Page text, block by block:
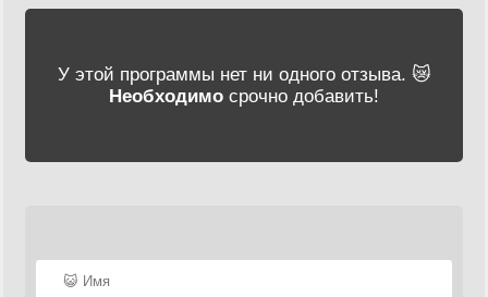
У этой программы нет ни одного отзыва. 😿
Необходимо срочно добавить!